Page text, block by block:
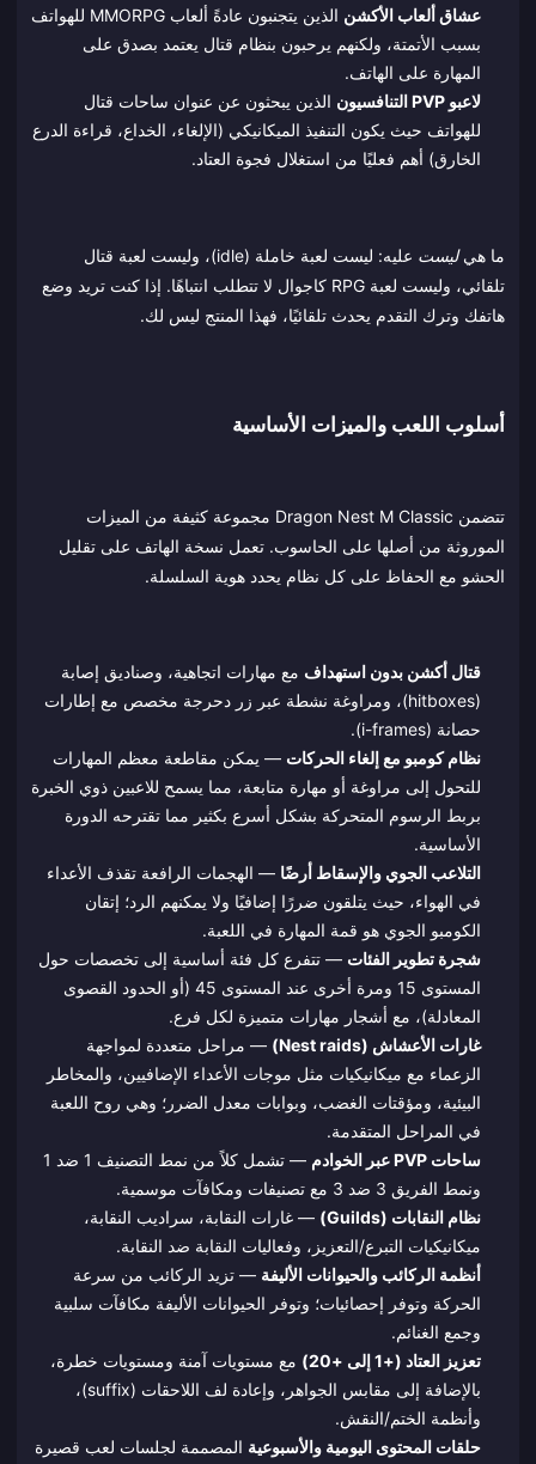
عشاق ألعاب الأكشن
الذين يتجنبون عادةً ألعاب MMORPG للهواتف
بسبب الأتمتة، ولكنهم يرحبون بنظام قتال يعتمد بصدق على
المهارة على الهاتف.
لاعبو PVP التنافسيون
الذين يبحثون عن عنوان ساحات قتال
للهواتف حيث يكون التنفيذ الميكانيكي (الإلغاء، الخداع، قراءة الدرع
الخارق) أهم فعليًا من استغلال فجوة العتاد.
ما هيليست
عليه: ليست لعبة خاملة (idle)، وليست لعبة قتال
تلقائي، وليست لعبة RPG كاجوال لا تتطلب انتباهًا. إذا كنت تريد وضع
هاتفك وترك التقدم يحدث تلقائيًا، فهذا المنتج ليس لك.
أسلوب اللعب والميزات الأساسية
تتضمن Dragon Nest M Classic مجموعة كثيفة من الميزات
الموروثة من أصلها على الحاسوب. تعمل نسخة الهاتف على تقليل
الحشو مع الحفاظ على كل نظام يحدد هوية السلسلة.
قتال أكشن بدون استهداف مع مهارات اتجاهية، وصناديق إصابة
(hitboxes)، ومراوغة نشطة عبر زر دحرجة مخصص مع إطارات
حصانة (i-frames).
نظام كومبو مع إلغاء الحركات — يمكن مقاطعة معظم المهارات
للتحول إلى مراوغة أو مهارة متابعة، مما يسمح للاعبين ذوي الخبرة
بربط الرسوم المتحركة بشكل أسرع بكثير مما تقترحه الدورة
الأساسية.
التلاعب الجوي والإسقاط أرضًا — الهجمات الرافعة تقذف الأعداء
في الهواء، حيث يتلقون ضررًا إضافيًا ولا يمكنهم الرد؛ إتقان
الكومبو الجوي هو قمة المهارة في اللعبة.
شجرة تطوير الفئات — تتفرع كل فئة أساسية إلى تخصصات حول
المستوى 15 ومرة أخرى عند المستوى 45 (أو الحدود القصوى
المعادلة)، مع أشجار مهارات متميزة لكل فرع.
غارات الأعشاش (Nest raids)
— مراحل متعددة لمواجهة
الزعماء مع ميكانيكيات مثل موجات الأعداء الإضافيين، والمخاطر
البيئية، ومؤقتات الغضب، وبوابات معدل الضرر؛ وهي روح اللعبة
في المراحل المتقدمة.
ساحات PVP عبر الخوادم
— تشمل كلاً من نمط التصنيف 1 ضد 1
ونمط الفريق 3 ضد 3 مع تصنيفات ومكافآت موسمية.
نظام النقابات (Guilds)
— غارات النقابة، سراديب النقابة،
ميكانيكيات التبرع/التعزيز، وفعاليات النقابة ضد النقابة.
أنظمة الركائب والحيوانات الأليفة — تزيد الركائب من سرعة
الحركة وتوفر إحصائيات؛ وتوفر الحيوانات الأليفة مكافآت سلبية
وجمع الغنائم.
تعزيز العتاد (+1 إلى +20)
مع مستويات آمنة ومستويات خطرة،
بالإضافة إلى مقابس الجواهر، وإعادة لف اللاحقات (suffix)،
وأنظمة الختم/النقش.
حلقات المحتوى اليومية والأسبوعية المصممة لجلسات لعب قصيرة